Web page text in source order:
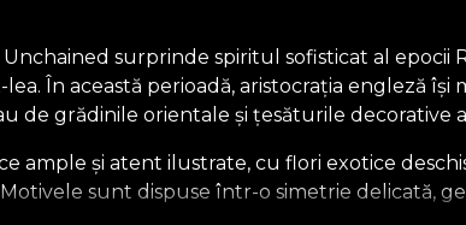
surprinde spiritul sofisticat al
În această perioadă, aristocrația engleză
de grădinile orientale și țesăturile decorative
ample și atent ilustrate, cu flori exotice
sunt dispuse într-o simetrie delicată,